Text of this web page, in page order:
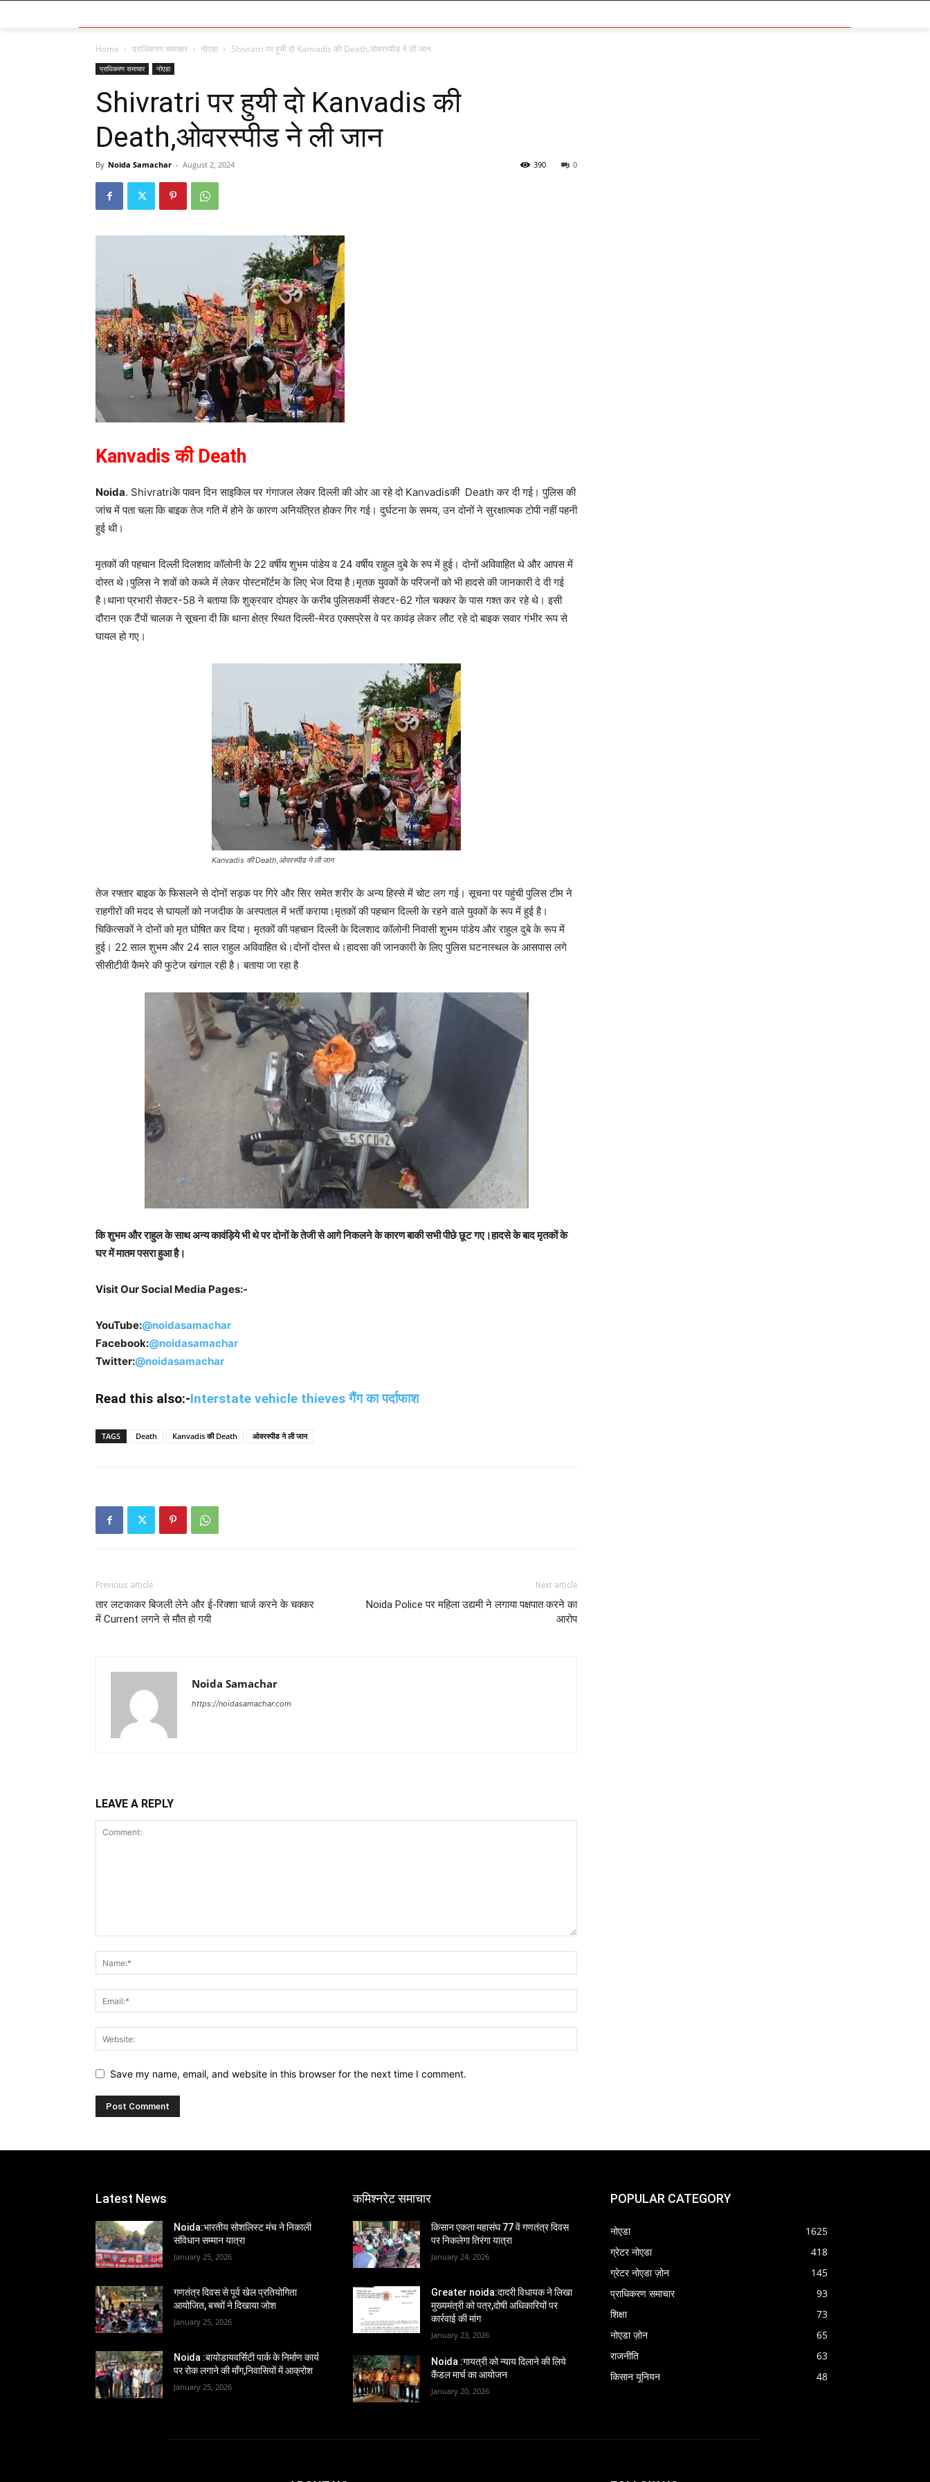
Home प्राधिकरण समाचार नोएडा Shivratri पर हुयी दो Kanvadis की Death,ओवरस्पीड ने ली जान
प्राधिकरण समाचार नोएडा
Shivratri पर हुयी दो Kanvadis की
Death,ओवरस्पीड ने ली जान
By Noida Samachar - August 2, 2024 0
390
Kanvadis की Death
Noida. Shivratriके पावन दिन साइकिल पर गंगाजल लेकर दिल्ली की ओर आ रहे दो Kanvadisकी Death कर दी गई। पुलिस की
जांच में पता चला कि बाइक तेज गति में होने के कारण अनियंत्रित होकर गिर गई। दुर्घटना के समय, उन दोनों ने सुरक्षात्मक टोपी नहीं पहनी
हुई थी।
मृतकों की पहचान दिल्ली दिलशाद कॉलोनी के 22 वर्षीय शुभम पांडेय व 24 वर्षीय राहुल दुबे के रुप में हुई। दोनों अविवाहित थे और आपस में
दोस्त थे।पुलिस ने शवों को कब्जे में लेकर पोस्टमॉर्टम के लिए भेज दिया है।मृतक युवकों के परिजनों को भी हादसे की जानकारी दे दी गई
है।थाना प्रभारी सेक्टर-58 ने बताया कि शुक्रवार दोपहर के करीब पुलिसकर्मी सेक्टर-62 गोल चक्कर के पास गश्त कर रहे थे। इसी
दौरान एक टैंपों चालक ने सूचना दी कि थाना क्षेत्र स्थित दिल्ली-मेरठ एक्सप्रेस वे पर कावंड़ लेकर लौट रहे दो बाइक सवार गंभीर रूप से
घायल हो गए।
Kanvadis की Death,ओवरस्पीड ने ली जान
तेज रफ्तार बाइक के फिसलने से दोनों सड़क पर गिरे और सिर समेत शरीर के अन्य हिस्से में चोट लग गई। सूचना पर पहुंची पुलिस टीम ने
राहगीरों की मदद से घायलों को नजदीक के अस्पताल में भर्ती कराया।मृतकों की पहचान दिल्ली के रहने वाले युवकों के रूप में हुई है।
चिकित्सकों ने दोनों को मृत घोषित कर दिया। मृतकों की पहचान दिल्ली के दिलशाद कॉलोनी निवासी शुभम पांडेय और राहुल दुबे के रूप में
हुई। 22 साल शुभम और 24 साल राहुल अविवाहित थे।दोनों दोस्त थे।हादसा की जानकारी के लिए पुलिस घटनास्थल के आसपास लगे
सीसीटीवी कैमरे की फुटेज खंगाल रही है। बताया जा रहा है
कि शुभम और राहुल के साथ अन्य कावंड़िये भी थे पर दोनों के तेजी से आगे निकलने के कारण बाकी सभी पीछे छूट गए।हादसे के बाद मृतकों के
घर में मातम पसरा हुआ है।
Visit Our Social Media Pages:-
YouTube:@noidasamachar
Facebook:@noidasamachar
Twitter:@noidasamachar
Read this also:-Interstate vehicle thieves गैंग का पर्दाफाश
TAGS Death Kanvadis की Death ओवरस्पीड ने ली जान
Previous article
तार लटकाकर बिजली लेने और ई-रिक्शा चार्ज करने के चक्कर
में Current लगने से मौत हो गयी
Next article
Noida Police पर महिला उद्यमी ने लगाया पक्षपात करने का
आरोप
Noida Samachar
https://noidasamachar.com
LEAVE A REPLY
Save my name, email, and website in this browser for the next time I comment.
Latest News
Noida:भारतीय सोशलिस्ट मंच ने निकाली
संविधान सम्मान यात्रा
January 25, 2026
गणतंत्र दिवस से पूर्व खेल प्रतियोगिता
आयोजित, बच्चों ने दिखाया जोश
January 25, 2026
Noida :बायोडायवर्सिटी पार्क के निर्माण कार्य
पर रोक लगाने की माँग,निवासियों में आक्रोश
January 25, 2026
कमिश्नरेट समाचार
किसान एकता महासंघ 77 वें गणतंत्र दिवस
पर निकलेगा तिरंगा यात्रा
January 24, 2026
Greater noida:दादरी विधायक ने लिखा
मुख्यमंत्री को पत्र,दोषी अधिकारियों पर
कार्रवाई की मांग
January 23, 2026
Noida :गायत्री को न्याय दिलाने की लिये
कैंडल मार्च का आयोजन
January 20, 2026
POPULAR CATEGORY
नोएडा
1625
ग्रेटर नोएडा
418
ग्रेटर नोएडा ज़ोन
145
प्राधिकरण समाचार
93
शिक्षा
73
नोएडा ज़ोन
65
राजनीति
63
किसान यूनियन
48